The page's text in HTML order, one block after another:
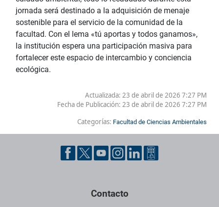
jornada será destinado a la adquisición de menaje
sostenible para el servicio de la comunidad de la
facultad. Con el lema «tú aportas y todos ganamos»,
la institución espera una participación masiva para
fortalecer este espacio de intercambio y conciencia
ecológica.
Actualizada: 23 de abril de 2026 7:27 PM
Fecha de Publicación: 23 de abril de 2026 7:27 PM
Categorías: Facultad de Ciencias Ambientales
Contacto